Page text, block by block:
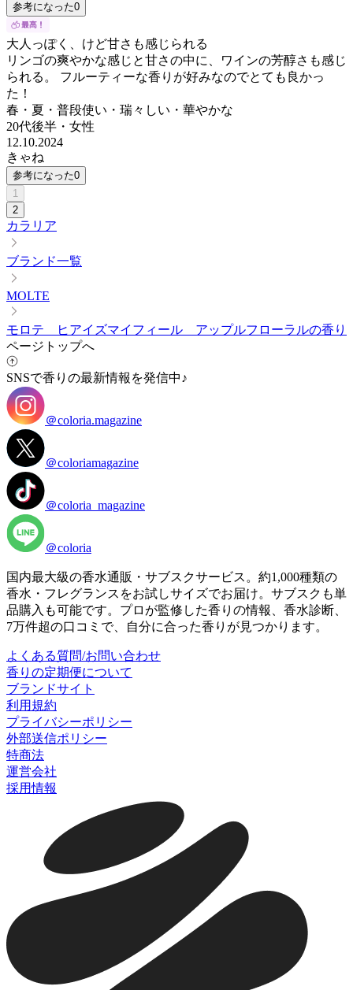
参考になった0
大人っぽく、けど甘さも感じられる
リンゴの爽やかな感じと甘さの中に、ワインの芳醇さも感じ
られる。 フルーティーな香りが好みなのでとても良かっ
た！
春・夏・普段使い・瑞々しい・華やかな
20代後半 ・ 女性
12.10.2024
きゃね
参考になった0
1
2
カラリア
ブランド一覧
MOLTE
モロテ ヒアイズマイフィール アップルフローラルの香り
ページトップへ
SNSで香りの最新情報を発信中♪
＠coloria.magazine
＠coloriamagazine
＠coloria_magazine
＠coloria
国内最大級の香水通販・サブスクサービス。約1,000種類の
香水・フレグランスをお試しサイズでお届け。サブスクも単
品購入も可能です。プロが監修した香りの情報、香水診断、
7万件超の口コミで、自分に合った香りが見つかります。
よくある質問/お問い合わせ
香りの定期便について
ブランドサイト
利用規約
プライバシーポリシー
外部送信ポリシー
特商法
運営会社
採用情報